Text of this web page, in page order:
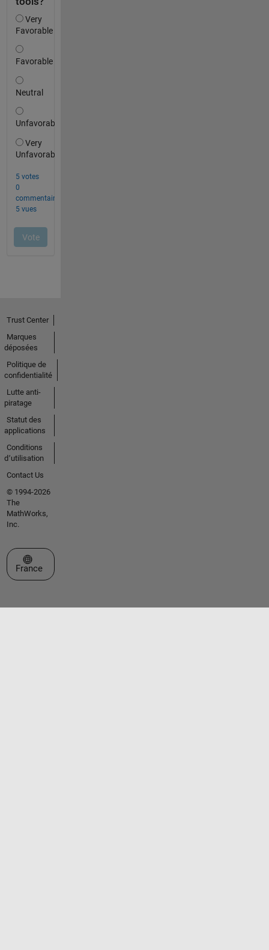
Trust Center
Marques
déposées
Politique de
confidentialité
Lutte anti-
piratage
Statut des
applications
Conditions
d՚utilisation
Contact Us
© 1994-2026
The
MathWorks,
Inc.
Sélectionner un site web
France